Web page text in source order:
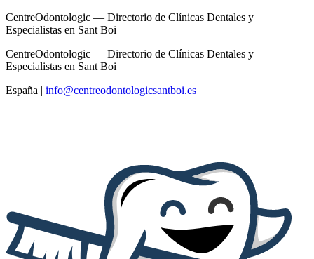
CentreOdontologic — Directorio de Clínicas Dentales y
Especialistas en Sant Boi
CentreOdontologic — Directorio de Clínicas Dentales y
Especialistas en Sant Boi
España | info@centreodontologicsantboi.es